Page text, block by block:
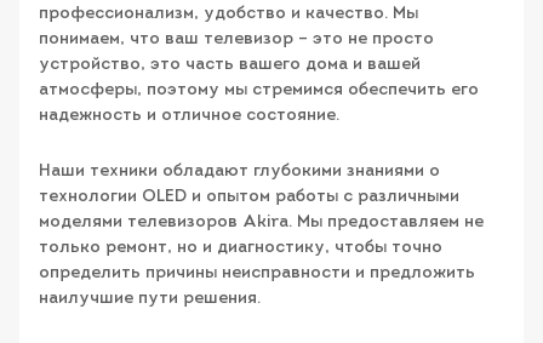
профессионализм, удобство и качество. Мы
понимаем, что ваш телевизор – это не просто
устройство, это часть вашего дома и вашей
атмосферы, поэтому мы стремимся обеспечить его
надежность и отличное состояние.
Наши техники обладают глубокими знаниями о
технологии OLED и опытом работы с различными
моделями телевизоров Akira. Мы предоставляем не
только ремонт, но и диагностику, чтобы точно
определить причины неисправности и предложить
наилучшие пути решения.